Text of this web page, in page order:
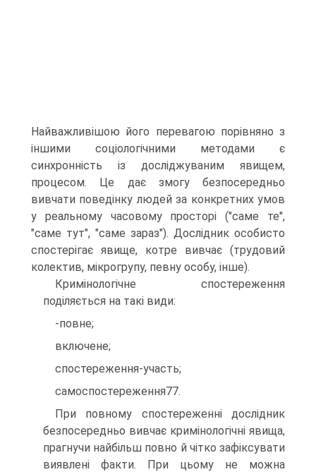
Найважливішою його перевагою порівняно з
іншими соціологічними методами є
синхронність із досліджуваним явищем,
процесом. Це дає змогу безпосередньо
вивчати поведінку людей за конкретних умов
у реальному часовому просторі ("саме те",
"саме тут", "саме зараз"). Дослідник особисто
спостерігає явище, котре вивчає (трудовий
колектив, мікрогрупу, певну особу, інше).
Кримінологічне спостереження
поділяється на такі види:
-повне;
включене;
спостереження-участь;
самоспостереження77.
При повному спостереженні дослідник
безпосередньо вивчає кримінологічні явища,
прагнучи найбільш повно й чітко зафіксувати
виявлені факти. При цьому не можна